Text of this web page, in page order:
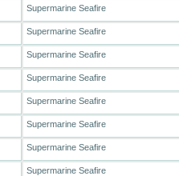
Supermarine Seafire
Supermarine Seafire
Supermarine Seafire
Supermarine Seafire
Supermarine Seafire
Supermarine Seafire
Supermarine Seafire
Supermarine Seafire